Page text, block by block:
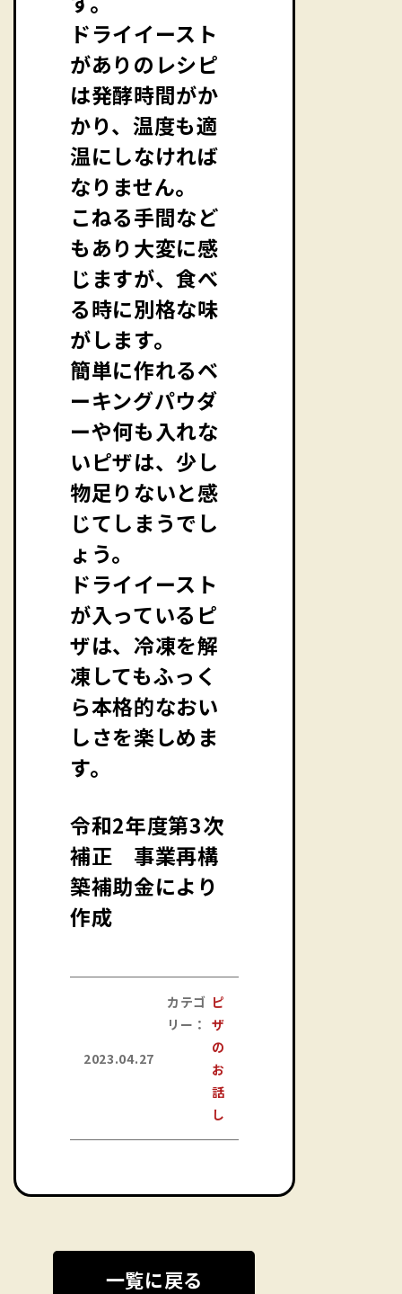
ドライイースト
がありのレシピ
は発酵時間がか
かり、温度も適
温にしなければ
なりません。
こねる手間など
もあり大変に感
じますが、食べ
る時に別格な味
がします。
簡単に作れるベ
ーキングパウダ
ーや何も入れな
いピザは、少し
物足りないと感
じてしまうでし
ょう。
ドライイースト
が入っているピ
ザは、冷凍を解
凍してもふっく
ら本格的なおい
しさを楽しめま
す。
令和2年度第3次
補正 事業再構
築補助金により
作成
2023.04.27
カテゴ
リー：
ピ
ザ
の
お
話
し
一覧に戻る